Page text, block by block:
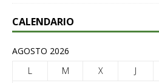
CALENDARIO
AGOSTO 2026
L
M X J